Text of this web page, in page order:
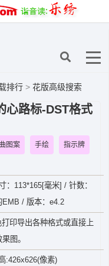
排行 > 花版高级搜索
心路标-DST格式
图案 手绘 指示牌
：113*165[毫米] / 针数：
EMB / 版本：e4.2
印导出各种格式或直接上
图。
:426x626(像素)